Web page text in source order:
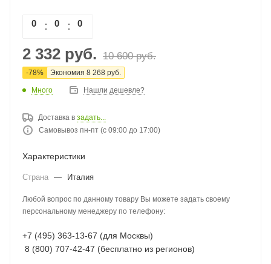
0 0 0
2 332 руб. 10 600руб.
-78% Экономия 8 268 руб.
Много Нашли дешевле?
Доставка в задать...
Самовывоз пн-пт (с 09:00 до 17:00)
Характеристики
Страна — Италия
Любой вопрос по данному товару Вы можете задать своему
персональному менеджеру по телефону:
+7 (495) 363-13-67 (для Москвы)
8 (800) 707-42-47 (бесплатно из регионов)